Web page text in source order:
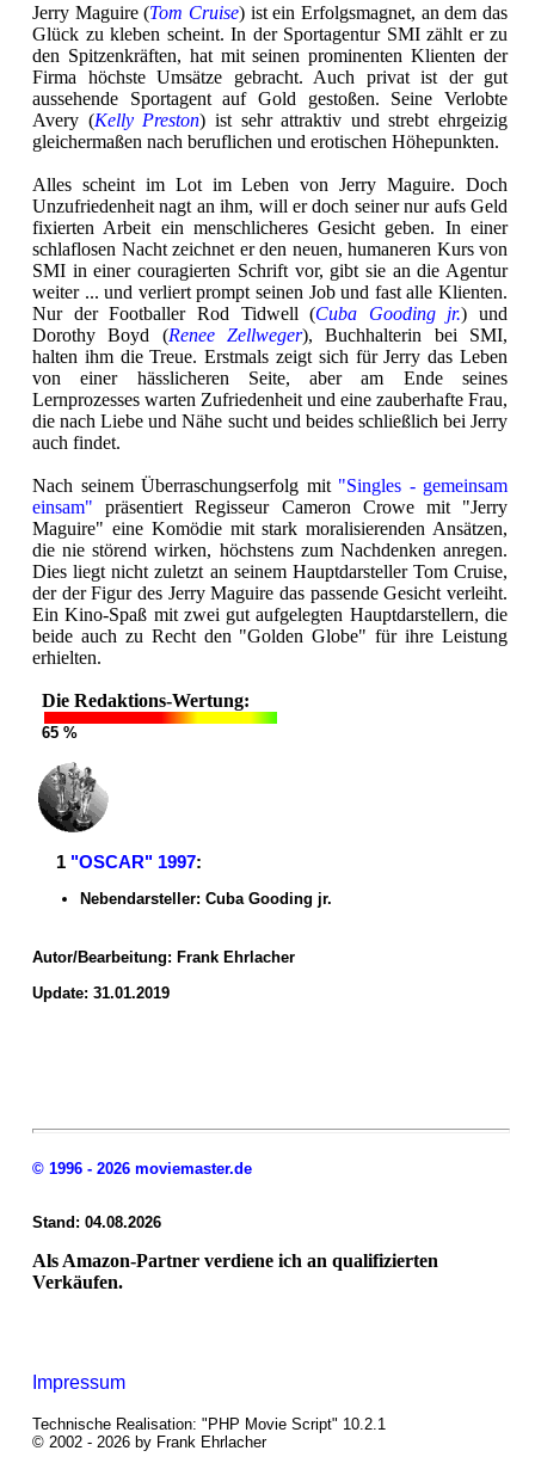
Jerry Maguire (Tom Cruise) ist ein Erfolgsmagnet, an dem das
Glück zu kleben scheint. In der Sportagentur SMI zählt er zu
den Spitzenkräften, hat mit seinen prominenten Klienten der
Firma höchste Umsätze gebracht. Auch privat ist der gut
aussehende Sportagent auf Gold gestoßen. Seine Verlobte
Avery (Kelly Preston) ist sehr attraktiv und strebt ehrgeizig
gleichermaßen nach beruflichen und erotischen Höhepunkten.
Alles scheint im Lot im Leben von Jerry Maguire. Doch
Unzufriedenheit nagt an ihm, will er doch seiner nur aufs Geld
fixierten Arbeit ein menschlicheres Gesicht geben. In einer
schlaflosen Nacht zeichnet er den neuen, humaneren Kurs von
SMI in einer couragierten Schrift vor, gibt sie an die Agentur
weiter ... und verliert prompt seinen Job und fast alle Klienten.
Nur der Footballer Rod Tidwell (Cuba Gooding jr.) und
Dorothy Boyd (Renee Zellweger), Buchhalterin bei SMI,
halten ihm die Treue. Erstmals zeigt sich für Jerry das Leben
von einer hässlicheren Seite, aber am Ende seines
Lernprozesses warten Zufriedenheit und eine zauberhafte Frau,
die nach Liebe und Nähe sucht und beides schließlich bei Jerry
auch findet.
Nach seinem Überraschungserfolg mit "Singles - gemeinsam
einsam" präsentiert Regisseur Cameron Crowe mit "Jerry
Maguire" eine Komödie mit stark moralisierenden Ansätzen,
die nie störend wirken, höchstens zum Nachdenken anregen.
Dies liegt nicht zuletzt an seinem Hauptdarsteller Tom Cruise,
der der Figur des Jerry Maguire das passende Gesicht verleiht.
Ein Kino-Spaß mit zwei gut aufgelegten Hauptdarstellern, die
beide auch zu Recht den "Golden Globe" für ihre Leistung
erhielten.
Die Redaktions-Wertung:
65 %
1 "OSCAR" 1997:
Nebendarsteller: Cuba Gooding jr.
Autor/Bearbeitung: Frank Ehrlacher
Update: 31.01.2019
© 1996 - 2026 moviemaster.de
Stand: 04.08.2026
Als Amazon-Partner verdiene ich an qualifizierten
Verkäufen.
Impressum
Technische Realisation: "PHP Movie Script" 10.2.1
© 2002 - 2026 by Frank Ehrlacher